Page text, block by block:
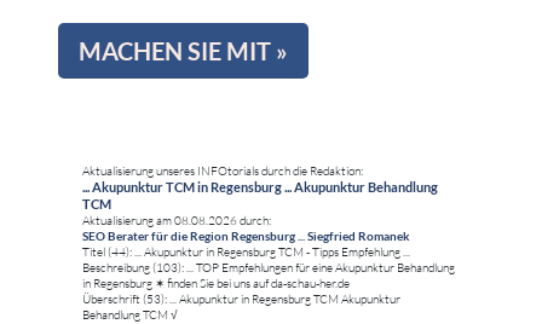
MACHEN SIE MIT »
Aktualisierung unseres INFOtorials durch die Redaktion:
... Akupunktur TCM in Regensburg ... Akupunktur Behandlung
TCM
Aktualisierung am 08.08.2026 durch:
SEO Berater für die Region Regensburg ... Siegfried Romanek
Titel (44): ... Akupunktur in Regensburg TCM - Tipps Empfehlung ...
Beschreibung (103): ... TOP Empfehlungen für eine Akupunktur Behandlung
in Regensburg ✶ finden Sie bei uns auf da-schau-her.de
Überschrift (53): ... Akupunktur in Regensburg TCM Akupunktur
Behandlung TCM √